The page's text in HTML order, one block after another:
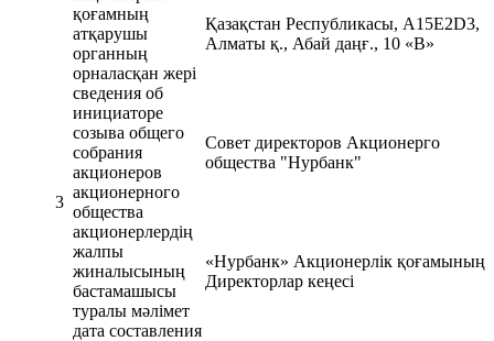
қоғамның
атқарушы
органның
орналасқан жері
Қазақстан Республикасы, А15Е2D3,
Алматы қ., Абай даңғ., 10 «В»
3
сведения об
инициаторе
созыва общего
собрания
акционеров
акционерного
общества
Совет директоров Акционерго
общества "Нурбанк"
акционерлердің
жалпы
жиналысының
бастамашысы
туралы мәлімет
«Нурбанк» Акционерлiк қоғамының
Директорлар кеңесі
дата составления